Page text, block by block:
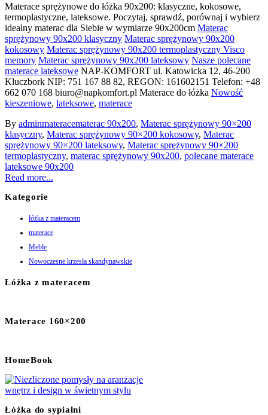
Materace sprężynowe do łóżka 90x200: klasyczne, kokosowe,
termoplastyczne, lateksowe. Poczytaj, sprawdź, porównaj i wybierz
idealny materac dla Siebie w wymiarze 90x200cm Materac
sprężynowy 90x200 klasyczny Materac sprężynowy 90x200
kokosowy Materac sprężynowy 90x200 termoplastyczny Visco
memory Materac sprężynowy 90x200 lateksowy Nasze polecane
materace lateksowe NAP-KOMFORT ul. Katowicka 12, 46-200
Kluczbork NIP: 751 167 88 82, REGON: 161602151 Telefon: +48
662 070 168 biuro@napkomfort.pl Materace do łóżka Nowość
kieszeniowe, lateksowe, materace
By adminmateracematerac 90x200, Materac sprężynowy 90×200
klasyczny, Materac sprężynowy 90×200 kokosowy, Materac
sprężynowy 90×200 lateksowy, Materac sprężynowy 90×200
termoplastyczny, materac sprężynowy 90x200, polecane materace
lateksowe 90x200
Read more...
Kategorie
łóżka z materacem
materace
Meble
Nowoczesne krzesła skandynawskie
Łóżka z materacem
Materace 160×200
HomeBook
Łóżka do sypialni